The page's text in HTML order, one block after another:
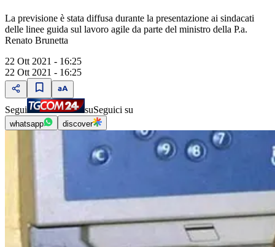
La previsione è stata diffusa durante la presentazione ai sindacati
delle linee guida sul lavoro agile da parte del ministro della P.a.
Renato Brunetta
22 Ott 2021 - 16:25
22 Ott 2021 - 16:25
Segui suSeguici su
whatsapp discover